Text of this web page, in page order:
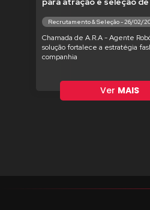
Recrutamento & Seleção - 26/02/
Chamada de A.R.A - Agente
solução fortalece a estratégia
companhia
Ver MAIS